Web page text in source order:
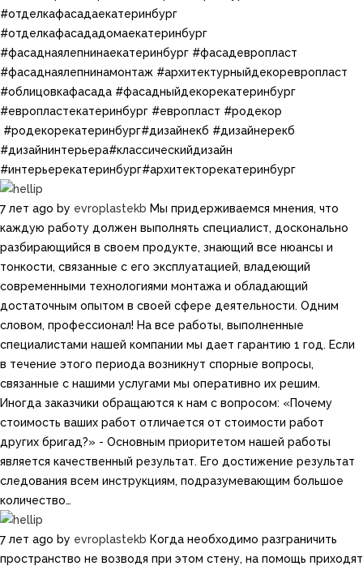
#отделкафасадаекатеринбург
#отделкафасададомаекатеринбург
#фасаднаялепнинаекатеринбург #фасадевропласт
#фасаднаялепнинамонтаж #архитектурныйдекоревропласт
#облицовкафасада #фасадныйдекорекатеринбург
#европластекатеринбург #европласт​​​ #родекор​​
#родекорекатеринбург​​#дизайнекб​​ #дизайнерекб​​ ​
#дизайнинтерьера​​#классическийдизайн​​
#интерьерекатеринбург​#архитекторекатеринбург
7 лет ago by evroplastekb Мы придерживаемся мнения, что
каждую работу должен выполнять специалист, досконально
разбирающийся в своем продукте, знающий все нюансы и
тонкости, связанные с его эксплуатацией, владеющий
современными технологиями монтажа и обладающий
достаточным опытом в своей сфере деятельности. Одним
словом, профессионал! На все работы, выполненные
специалистами нашей компании мы дает гарантию 1 год. Если
в течение этого периода возникнут спорные вопросы,
связанные с нашими услугами мы оперативно их решим.
Иногда заказчики обращаются к нам с вопросом: «Почему
стоимость ваших работ отличается от стоимости работ
других бригад?» - Основным приоритетом нашей работы
является качественный результат. Его достижение результат
следования всем инструкциям, подразумевающим большое
количество…
7 лет ago by evroplastekb Когда необходимо разграничить
пространство не возводя при этом стену, на помощь приходят